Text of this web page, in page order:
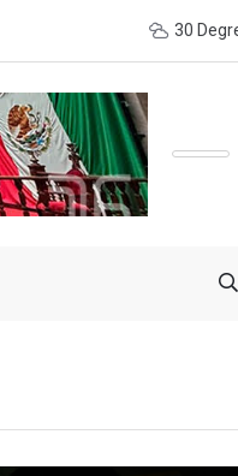
Michoacán y gobierno30